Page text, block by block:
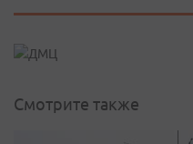
Смотрите также